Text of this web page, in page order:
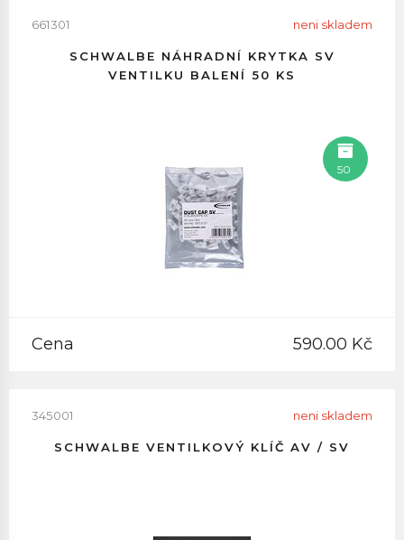
661301 neni skladem
SCHWALBE NÁHRADNÍ KRYTKA SV
VENTILKU BALENÍ 50 KS
50
Cena 590.00 Kč
345001 neni skladem
SCHWALBE VENTILKOVÝ KLÍČ AV / SV